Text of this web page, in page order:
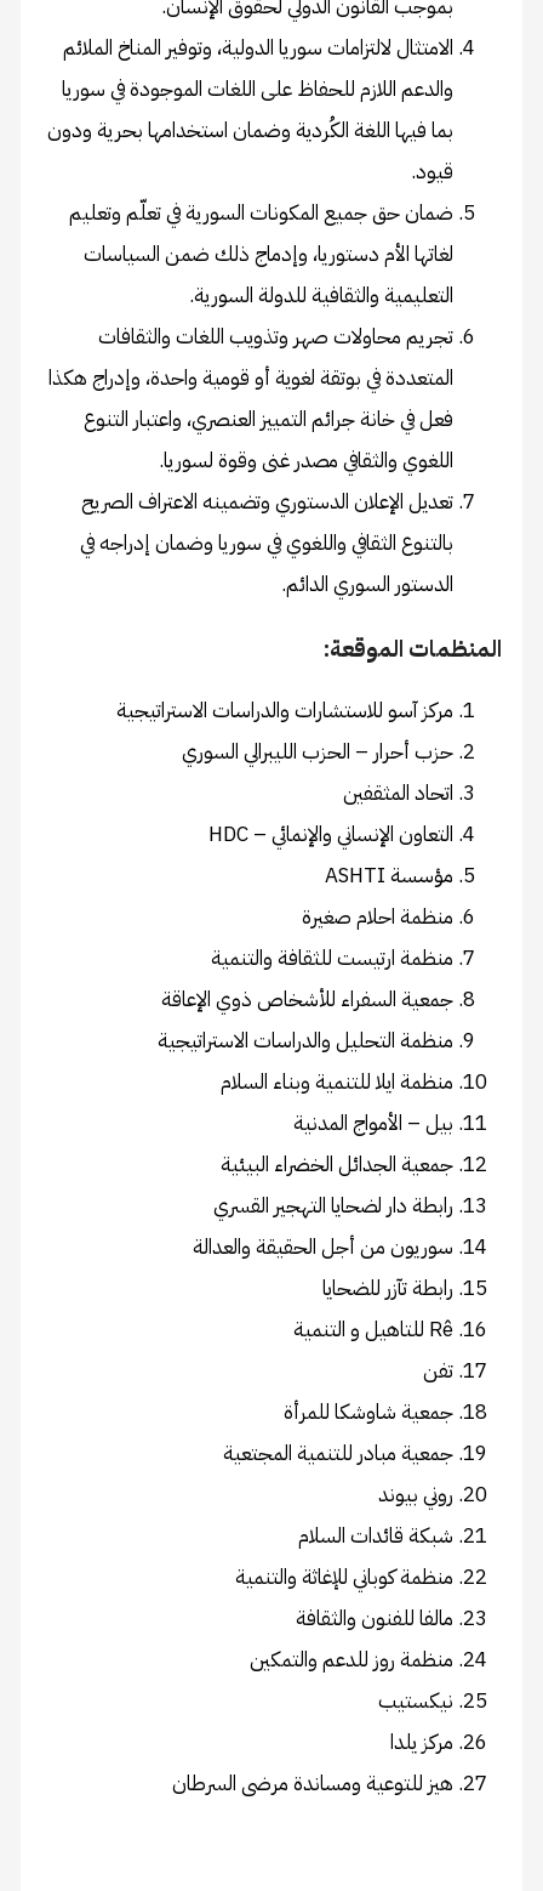
بموجب القانون الدولي لحقوق الإنسان.
الامتثال لالتزامات سوريا الدولية، وتوفير المناخ الملائم
والدعم اللازم للحفاظ على اللغات الموجودة في سوريا
بما فيها اللغة الكُردية وضمان استخدامها بحرية ودون
قيود.
ضمان حق جميع المكونات السورية في تعلّم وتعليم
لغاتها الأم دستوريا، وإدماج ذلك ضمن السياسات
التعليمية والثقافية للدولة السورية.
تجريم محاولات صهر وتذويب اللغات والثقافات
المتعددة في بوتقة لغوية أو قومية واحدة، وإدراج هكذا
فعل في خانة جرائم التمييز العنصري، واعتبار التنوع
اللغوي والثقافي مصدر غنى وقوة لسوريا.
تعديل الإعلان الدستوري وتضمينه الاعتراف الصريح
بالتنوع الثقافي واللغوي في سوريا وضمان إدراجه في
الدستور السوري الدائم.
المنظمات الموقعة:
مركز آسو للاستشارات والدراسات الاستراتيجية
حزب أحرار – الحزب الليبرالي السوري
اتحاد المثقفين
التعاون الإنساني والإنمائي – HDC
مؤسسة ASHTI
منظمة احلام صغيرة
منظمة ارتيست للثقافة والتنمية
جمعية السفراء للأشخاص ذوي الإعاقة
منظمة التحليل والدراسات الاستراتيجية
منظمة ايلا للتنمية وبناء السلام
بيل – الأمواج المدنية
جمعية الجدائل الخضراء البيئية
رابطة دار لضحايا التهجير القسري
سوريون من أجل الحقيقة والعدالة
رابطة تآزر للضحايا
Rê للتاهيل و التنمية
تفن
جمعية شاوشكا للمرأة
جمعية مبادر للتنمية المجتعية
روني بيوند
شبكة قائدات السلام
منظمة كوباني للإغاثة والتنمية
مالفا للفنون والثقافة
منظمة روز للدعم والتمكين
نيكستيب
مركز يلدا
هيز للتوعية ومساندة مرضى السرطان